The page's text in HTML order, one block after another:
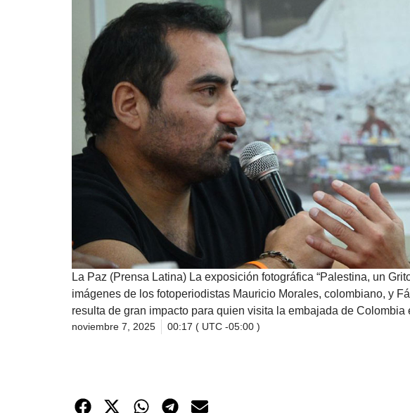
La Paz (Prensa Latina) La exposición fotográfica “Palestina, un
imágenes de los fotoperiodistas Mauricio Morales, colombiano, y
resulta de gran impacto para quien visita la embajada de Colombia
noviembre 7, 2025 00:17 ( UTC -05:00 )